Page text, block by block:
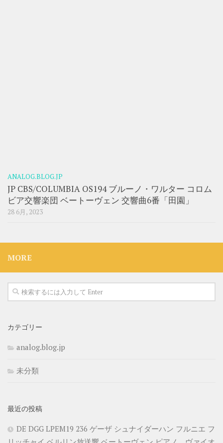
ANALOG.BLOG.JP
JP CBS/COLUMBIA OS194 ブルーノ・ワルター コロム
ビア交響楽団 ベートーヴェン 交響曲6番「田園」
28 6月, 2023
MORE
カテゴリー
analog.blog.jp
未分類
最近の投稿
DE DGG LPEM19 236 ゲーザ シュナイダーハン フルニエ フ